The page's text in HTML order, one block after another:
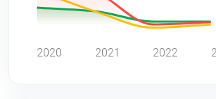
2020 2021 2022